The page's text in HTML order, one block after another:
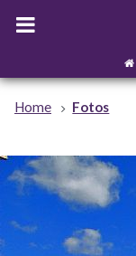
Home Fotos